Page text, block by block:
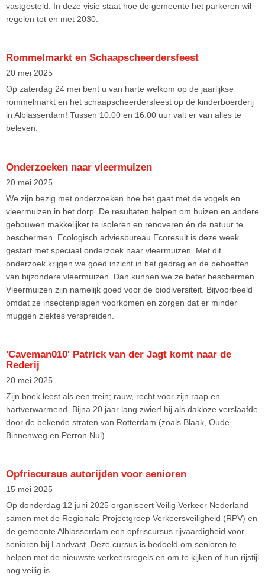
vastgesteld. In deze visie staat hoe de gemeente het parkeren wil
regelen tot en met 2030.
Rommelmarkt en Schaapscheerdersfeest
20 mei 2025
Op zaterdag 24 mei bent u van harte welkom op de jaarlijkse
rommelmarkt en het schaapscheerdersfeest op de kinderboerderij
in Alblasserdam! Tussen 10.00 en 16.00 uur valt er van alles te
beleven.
Onderzoeken naar vleermuizen
20 mei 2025
We zijn bezig met onderzoeken hoe het gaat met de vogels en
vleermuizen in het dorp. De resultaten helpen om huizen en andere
gebouwen makkelijker te isoleren en renoveren én de natuur te
beschermen. Ecologisch adviesbureau Ecoresult is deze week
gestart met speciaal onderzoek naar vleermuizen. Met dit
onderzoek krijgen we goed inzicht in het gedrag en de behoeften
van bijzondere vleermuizen. Dan kunnen we ze beter beschermen.
Vleermuizen zijn namelijk goed voor de biodiversiteit. Bijvoorbeeld
omdat ze insectenplagen voorkomen en zorgen dat er minder
muggen ziektes verspreiden.
'Caveman010' Patrick van der Jagt komt naar de
Rederij
20 mei 2025
Zijn boek leest als een trein; rauw, recht voor zijn raap en
hartverwarmend. Bijna 20 jaar lang zwierf hij als dakloze verslaafde
door de bekende straten van Rotterdam (zoals Blaak, Oude
Binnenweg en Perron Nul).
Opfriscursus autorijden voor senioren
15 mei 2025
Op donderdag 12 juni 2025 organiseert Veilig Verkeer Nederland
samen met de Regionale Projectgroep Verkeersveiligheid (RPV) en
de gemeente Alblasserdam een opfriscursus rijvaardigheid voor
senioren bij Landvast. Deze cursus is bedoeld om senioren te
helpen met de nieuwste verkeersregels en om te kijken of hun rijstijl
nog veilig is.